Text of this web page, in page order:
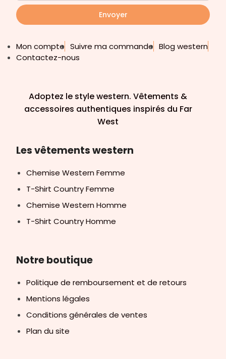
Envoyer
Mon compte Suivre ma commande Blog western
Contactez-nous
Adoptez le style western. Vêtements &
accessoires authentiques inspirés du Far
West
Les vêtements western
Chemise Western Femme
T-Shirt Country Femme
Chemise Western Homme
T-Shirt Country Homme
Notre boutique
Politique de remboursement et de retours
Mentions légales
Conditions générales de ventes
Plan du site